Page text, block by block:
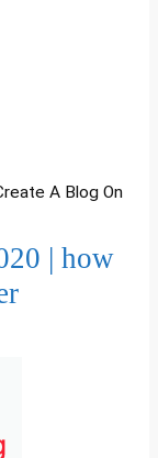
A Blog On
| how